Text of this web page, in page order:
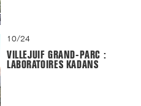
10/24
VILLEJUIF GRAND-PARC :
LABORATOIRES KADANS